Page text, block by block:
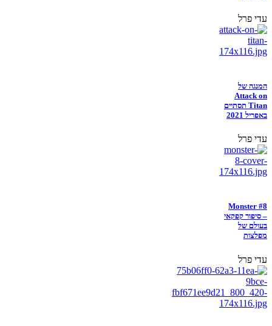
עדי פרל
המנגה של
Attack on
Titan תסתיים
באפריל 2021
עדי פרל
Monster #8
– סיפור קפקאי
בעולם של
מפלצות
עדי פרל